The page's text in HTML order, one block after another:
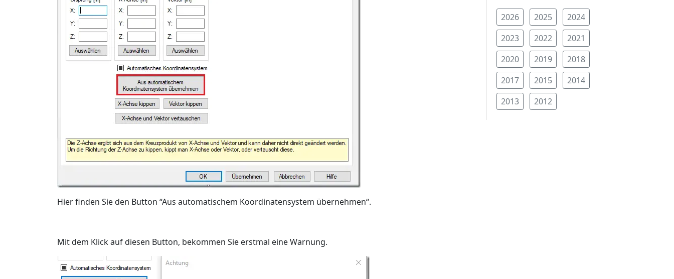
Hier finden Sie den Button “Aus automatischem Koordinatensystem übernehmen“.
Mit dem Klick auf diesen Button, bekommen Sie erstmal eine Warnung.
2026 2025
2024
2023
2022
2021
2020
2019
2018
2017
2015
2014
2013
2012